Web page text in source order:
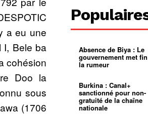
a eu une
I, Bele ba
cohésion
Doo la
sous
(1706
grandes
pluies
Échec au
Le père
pasteur
L’État
d’or
Croyance
religieuse
Entre
bricolage
01:12
Absence de Biya : Le
gouvernement met
la rumeur
Burkina : Canal+
sanctionné pour non-
gratuité de la chaîne
nationale